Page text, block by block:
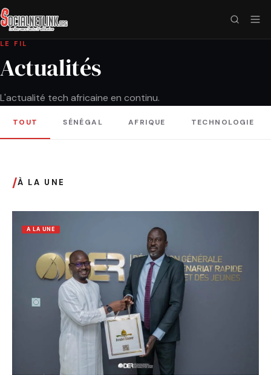
LE FIL
Actualités
L'actualité tech africaine en continu.
TOUT SÉNÉGAL AFRIQUE TECHNOLOGIE
/À LA UNE
A LA UNE